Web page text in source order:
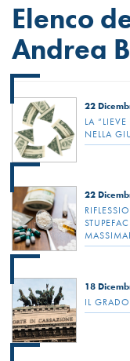
Elenco
Andrea
22
LA
NELLA
22
18
IL